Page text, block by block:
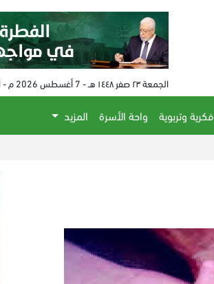
الجمعة ٢٣ صفر ١٤٤٨ هـ - 7 أغسطس 2026 م - الساعة 11:22 م
فكرية وتربوية واحة الأسرة
المزيد